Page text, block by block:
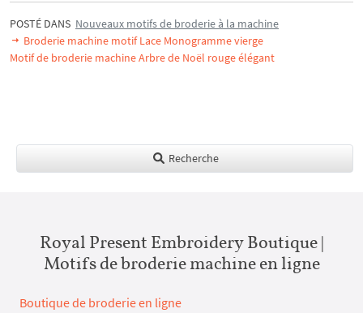
POSTÉ DANS Nouveaux motifs de broderie à la machine
Broderie machine motif Laсe Monogramme vierge
Motif de broderie machine Arbre de Noël rouge élégant
Recherche
Royal Present Embroidery Boutique |
Motifs de broderie machine en ligne
Boutique de broderie en ligne